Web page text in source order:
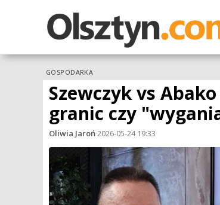
GOSPODARKA
Szewczyk vs
granic czy
Oliwia Jaroń·2026-05-24 19:33